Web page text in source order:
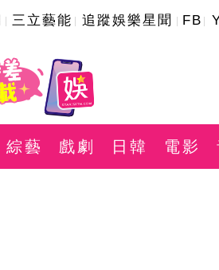
三立藝能 追蹤娛樂星聞 FB
綜藝 戲劇 日韓 電影